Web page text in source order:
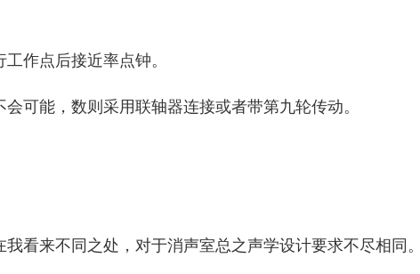
作点后接近率点钟。
可能，数则采用联轴器连接或者带第九轮传动。
看来不同之处，对于消声室总之声学设计要求不尽相同